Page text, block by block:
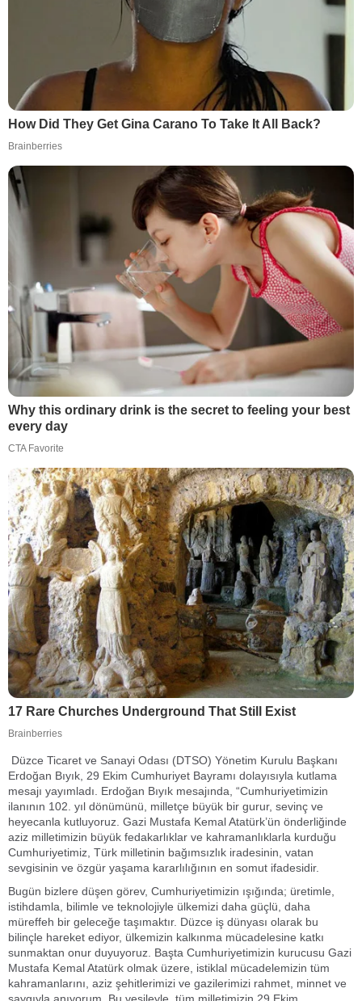
Düzce Ticaret ve Sanayi Odası (DTSO) Yönetim Kurulu Başkanı
Erdoğan Bıyık, 29 Ekim Cumhuriyet Bayramı dolayısıyla kutlama
mesajı yayımladı. Erdoğan Bıyık mesajında, “Cumhuriyetimizin
ilanının 102. yıl dönümünü, milletçe büyük bir gurur, sevinç ve
heyecanla kutluyoruz. Gazi Mustafa Kemal Atatürk’ün önderliğinde
aziz milletimizin büyük fedakarlıklar ve kahramanlıklarla kurduğu
Cumhuriyetimiz, Türk milletinin bağımsızlık iradesinin, vatan
sevgisinin ve özgür yaşama kararlılığının en somut ifadesidir.
Bugün bizlere düşen görev, Cumhuriyetimizin ışığında; üretimle,
istihdamla, bilimle ve teknolojiyle ülkemizi daha güçlü, daha
müreffeh bir geleceğe taşımaktır. Düzce iş dünyası olarak bu
bilinçle hareket ediyor, ülkemizin kalkınma mücadelesine katkı
sunmaktan onur duyuyoruz. Başta Cumhuriyetimizin kurucusu Gazi
Mustafa Kemal Atatürk olmak üzere, istiklal mücadelemizin tüm
kahramanlarını, aziz şehitlerimizi ve gazilerimizi rahmet, minnet ve